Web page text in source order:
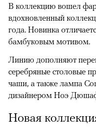
В коллекцию вошел
вдохновленный
года. Новинка
бамбуковым мотивом.
Линию дополняют
серебряные столовые
чаши, а также лампа
дизайнером Ноэ
Новая